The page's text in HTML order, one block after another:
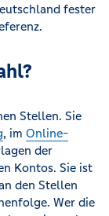
fester
Stellen. Sie
, im Online-
der
Kontos. Sie ist
den Stellen
Wer die